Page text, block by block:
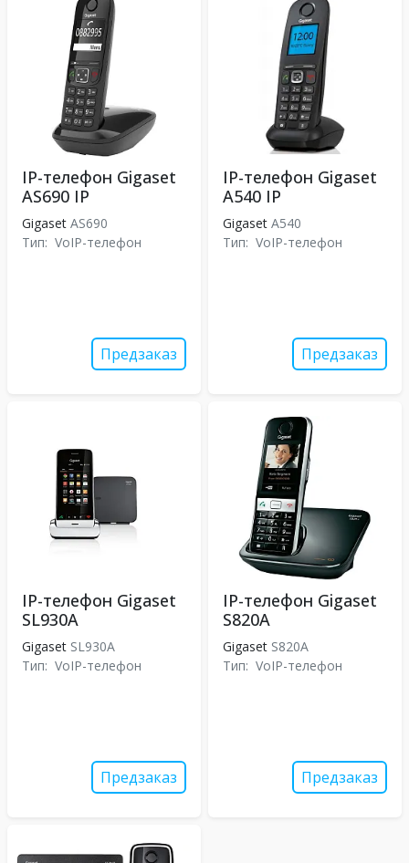
IP-телефон Gigaset
AS690 IP
Gigaset AS690
Тип: VoIP-телефон
Предзаказ
IP-телефон Gigaset
A540 IP
Gigaset A540
Тип: VoIP-телефон
Предзаказ
IP-телефон Gigaset
SL930A
Gigaset SL930A
Тип: VoIP-телефон
Предзаказ
IP-телефон Gigaset
S820A
Gigaset S820A
Тип: VoIP-телефон
Предзаказ